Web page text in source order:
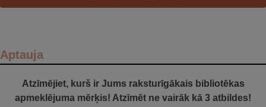
Aptauja
Atzīmējiet, kurš ir Jums raksturīgākais bibliotēkas
apmeklējuma mērķis! Atzīmēt ne vairāk kā 3 atbildes!